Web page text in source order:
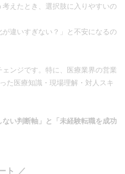
えたとき、選択肢に入りやすいの
違いすぎない？」と不安になるの
ンジです。特に、医療業界の営業
た医療知識・現場理解・対人スキ
ない判断軸」と「未経験転職を成功
ト ／